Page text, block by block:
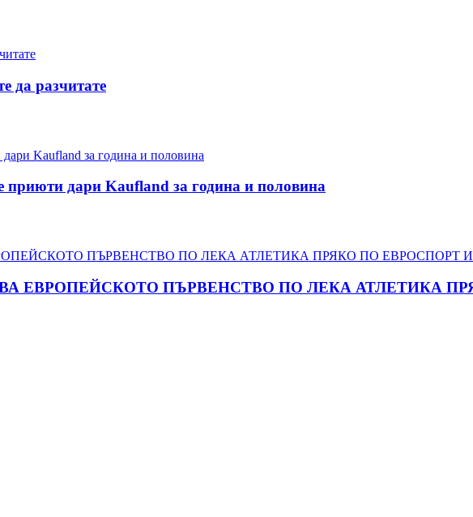
да разчитате
приюти дари Kaufland за година и половина
ЕВРОПЕЙСКОТО ПЪРВЕНСТВО ПО ЛЕКА АТЛЕТИКА